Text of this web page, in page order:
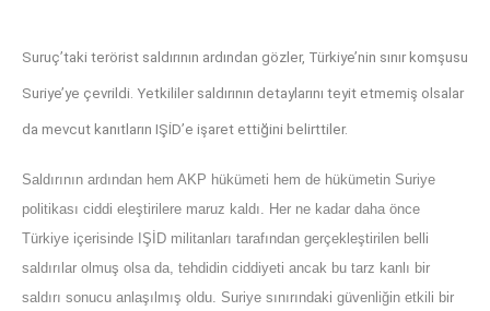
Suruç’taki terörist saldırının ardından gözler, Türkiye’nin sınır komşusu
Suriye’ye çevrildi. Yetkililer saldırının detaylarını teyit etmemiş olsalar
da mevcut kanıtların IŞİD’e işaret ettiğini belirttiler.
Saldırının ardından hem AKP hükümeti hem de hükümetin Suriye
politikası ciddi eleştirilere maruz kaldı. Her ne kadar daha önce
Türkiye içerisinde IŞİD militanları tarafından gerçekleştirilen belli
saldırılar olmuş olsa da, tehdidin ciddiyeti ancak bu tarz kanlı bir
saldırı sonucu anlaşılmış oldu. Suriye sınırındaki güvenliğin etkili bir